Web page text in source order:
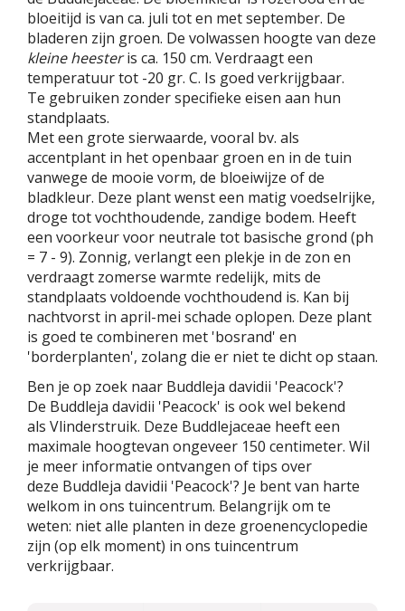
bloeitijd is van ca. juli tot en met september. De
bladeren zijn groen. De volwassen hoogte van deze
kleine heesteris ca. 150 cm. Verdraagt een
temperatuur tot -20 gr. C. Is goed verkrijgbaar.
Te gebruiken zonder specifieke eisen aan hun
standplaats.
Met een grote sierwaarde, vooral bv. als
accentplant in het openbaar groen en in de tuin
vanwege de mooie vorm, de bloeiwijze of de
bladkleur. Deze plant wenst een matig voedselrijke,
droge tot vochthoudende, zandige bodem. Heeft
een voorkeur voor neutrale tot basische grond (ph
= 7 - 9). Zonnig, verlangt een plekje in de zon en
verdraagt zomerse warmte redelijk, mits de
standplaats voldoende vochthoudend is. Kan bij
nachtvorst in april-mei schade oplopen. Deze plant
is goed te combineren met 'bosrand' en
'borderplanten', zolang die er niet te dicht op staan.
Ben je op zoek naar Buddleja davidii 'Peacock'?
De Buddleja davidii 'Peacock' is ook wel bekend
als Vlinderstruik. Deze Buddlejaceae heeft een
maximale hoogtevan ongeveer 150 centimeter. Wil
je meer informatie ontvangen of tips over
deze Buddleja davidii 'Peacock'? Je bent van harte
welkom in ons tuincentrum. Belangrijk om te
weten: niet alle planten in deze groenencyclopedie
zijn (op elk moment) in ons tuincentrum
verkrijgbaar.